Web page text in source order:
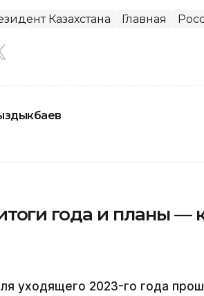
Казахстана Главная
года и планы —
уходящего 2023-го года